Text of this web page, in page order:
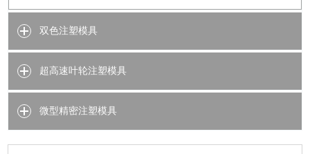
双色注塑模具
超高速叶轮注塑模具
微型精密注塑模具